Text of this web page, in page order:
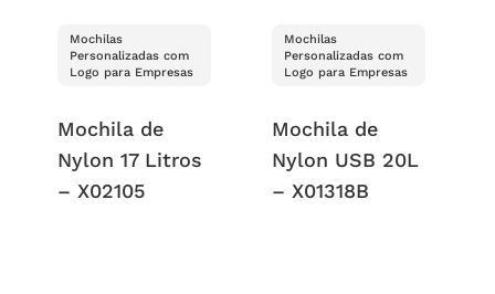
Mochilas
Personalizadas com
Logo para Empresas
Mochila de
Nylon 17 Litros
– X02105
Mochilas
Personalizadas com
Logo para Empresas
Mochila de
Nylon USB 20L
– X01318B